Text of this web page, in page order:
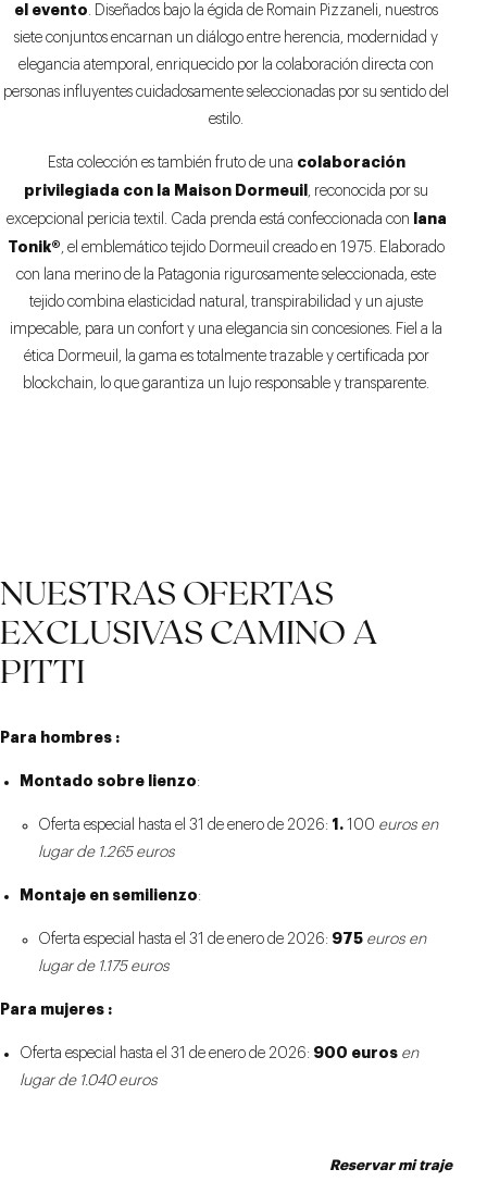
el evento. Diseñados bajo la égida de Romain Pizzaneli, nuestros
siete conjuntos encarnan un diálogo entre herencia, modernidad y
elegancia atemporal, enriquecido por la colaboración directa con
personas influyentes cuidadosamente seleccionadas por su sentido del
estilo.
Esta colección es también fruto de una colaboración
privilegiada con la Maison Dormeuil , reconocida por su
excepcional pericia textil. Cada prenda está confeccionada con
lana
Tonik®, el emblemático tejido Dormeuil creado en 1975. Elaborado
con lana merino de la Patagonia rigurosamente seleccionada, este
tejido combina elasticidad natural, transpirabilidad y un ajuste
impecable, para un confort y una elegancia sin concesiones. Fiel a la
ética Dormeuil, la gama es totalmente trazable y certificada por
blockchain, lo que garantiza un lujo responsable y transparente.
NUESTRAS OFERTAS
EXCLUSIVAS CAMINO A
PITTI
Para hombres :
Montado sobre lienzo:
Oferta especial hasta el 31 de enero de 2026: 1. 100 euros en
lugar de 1.265 euros
Montaje en semilienzo:
Oferta especial hasta el 31 de enero de 2026: 975 euros en
lugar de 1.175 euros
Para mujeres :
Oferta especial hasta el 31 de enero de 2026: 900 euros en
lugar de 1.040 euros
Reservar mi traje